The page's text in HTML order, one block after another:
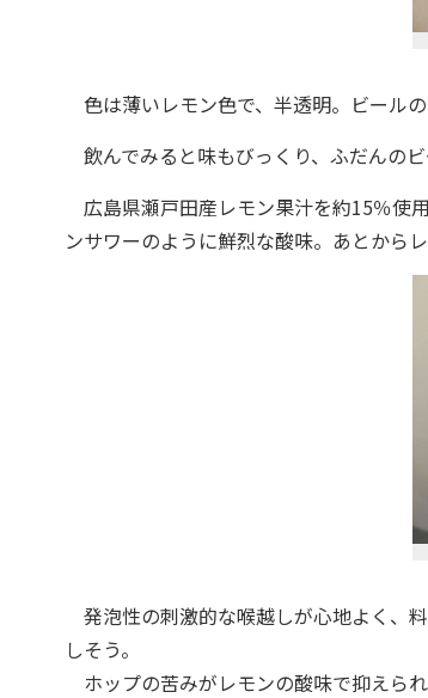
色は薄いレモン色で、半透明。ビールの
飲んでみると味もびっくり、ふだんの
広島県瀬戸田産レモン果汁を約15％使
ンサワーのように鮮烈な酸味。あとから
発泡性の刺激的な喉越しが心地よく、
しそう。
ホップの苦みがレモンの酸味で抑えら